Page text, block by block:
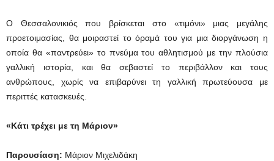
Ο Θεσσαλονικιός που βρίσκεται στο «τιμόνι» μιας μεγάλης
προετοιμασίας, θα μοιραστεί το όραμά του για μια διοργάνωση η
οποία θα «παντρεύει» το πνεύμα του αθλητισμού με την πλούσια
γαλλική ιστορία, και θα σεβαστεί το περιβάλλον και τους
ανθρώπους, χωρίς να επιβαρύνει τη γαλλική πρωτεύουσα με
περιττές κατασκευές.
«Κάτι τρέχει με τη Μάριον»
Παρουσίαση: Μάριον Μιχελιδάκη